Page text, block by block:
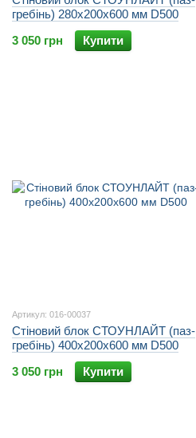
гребінь) 280х200х600 мм D500
3 050 грн
Купити
Артикул: 016-00037
Стіновий блок СТОУНЛАЙТ (паз-
гребінь) 400х200х600 мм D500
3 050 грн
Купити